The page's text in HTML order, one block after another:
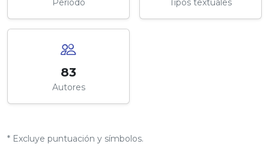
83
Autores
* Excluye puntuación y símbolos.